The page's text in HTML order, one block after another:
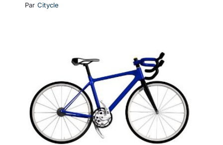
Par Citycle